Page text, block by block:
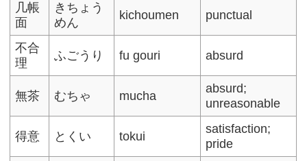
几帳
面
きちょう
めん
kichoumen punctual
不合
理
ふごうり fu gouri absurd
無茶 むちゃ mucha
absurd;
unreasonable
得意 とくい tokui
satisfaction;
pride